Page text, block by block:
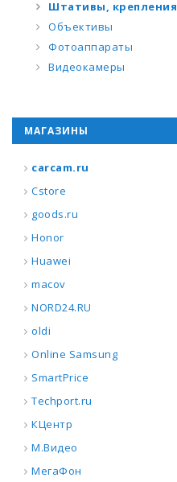
Штативы, крепления
Объективы
Фотоаппараты
Видеокамеры
МАГАЗИНЫ
carcam.ru
Cstore
goods.ru
Honor
Huawei
macov
NORD24.RU
oldi
Online Samsung
SmartPrice
Techport.ru
КЦентр
М.Видео
МегаФон